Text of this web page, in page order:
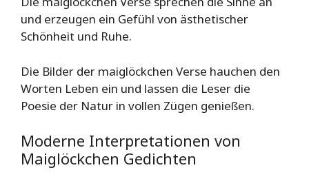
und erzeugen ein Gefühl von ästhetischer
Schönheit und Ruhe.
Die Bilder der maiglöckchen Verse hauchen den
Worten Leben ein und lassen die Leser die
Poesie der Natur in vollen Zügen genießen.
Moderne Interpretationen von
Maiglöckchen Gedichten